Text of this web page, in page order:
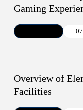
Gaming
Overview of
Facilities